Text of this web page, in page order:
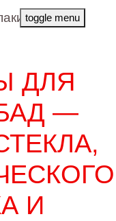
toggle menu
ДЛЯ
—
И